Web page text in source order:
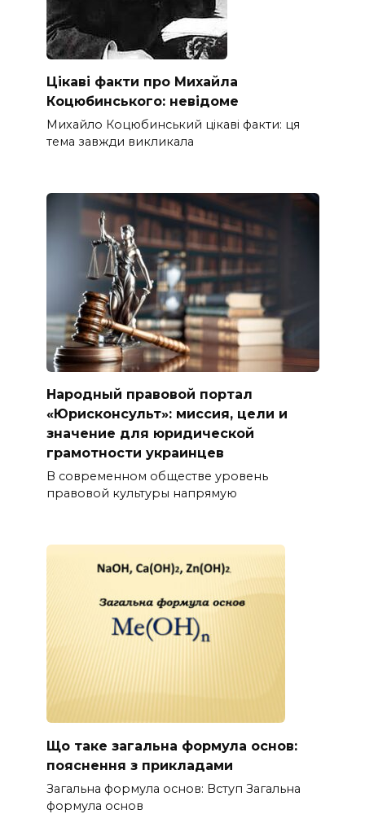
Цікаві факти про Михайла
Коцюбинського: невідоме
Михайло Коцюбинський цікаві факти: ця
тема завжди викликала
Народный правовой портал
«Юрисконсульт»: миссия, цели и
значение для юридической
грамотности украинцев
В современном обществе уровень
правовой культуры напрямую
Що таке загальна формула основ:
пояснення з прикладами
Загальна формула основ: Вступ Загальна
формула основ